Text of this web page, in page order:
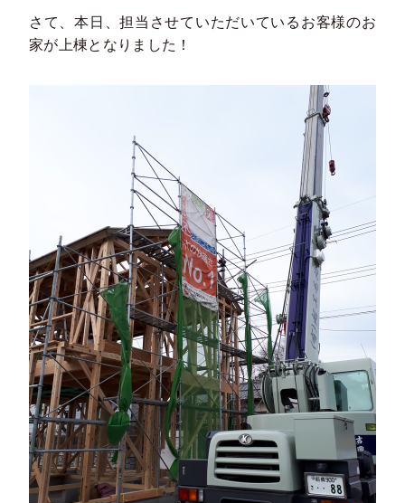
さて、本日、担当させていただいているお客様のお
家が上棟となりました！